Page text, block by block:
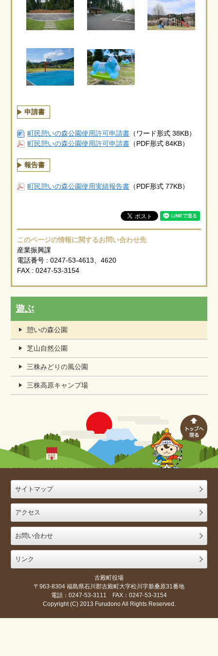
申請書
町民憩いの森公園使用許可申請書 （ワード形式 38KB）
町民憩いの森公園使用許可申請書 （PDF形式 84KB）
報告書
町民憩いの森公園使用実績報告書 （PDF形式 77KB）
このページの情報に関するお問い合わせ先
産業振興課
電話番号 : 0247-53-4613、4620
FAX : 0247-53-3154
遊ぶ
憩いの森公園
芝山自然公園
三株みどりの風公園
三株高原キャンプ場
サイトマップ
アクセス
お問い合わせ
リンク
古殿町役場
〒963-8304 福島県石川郡古殿町大字松川字新桑原31番地
電話：0247-53-3111 FAX：0247-53-3154
Copyright (C) 2013 Furudono All Rights Reserved.